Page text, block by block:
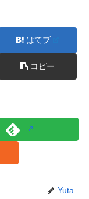
はてブ
コピー
Yuta